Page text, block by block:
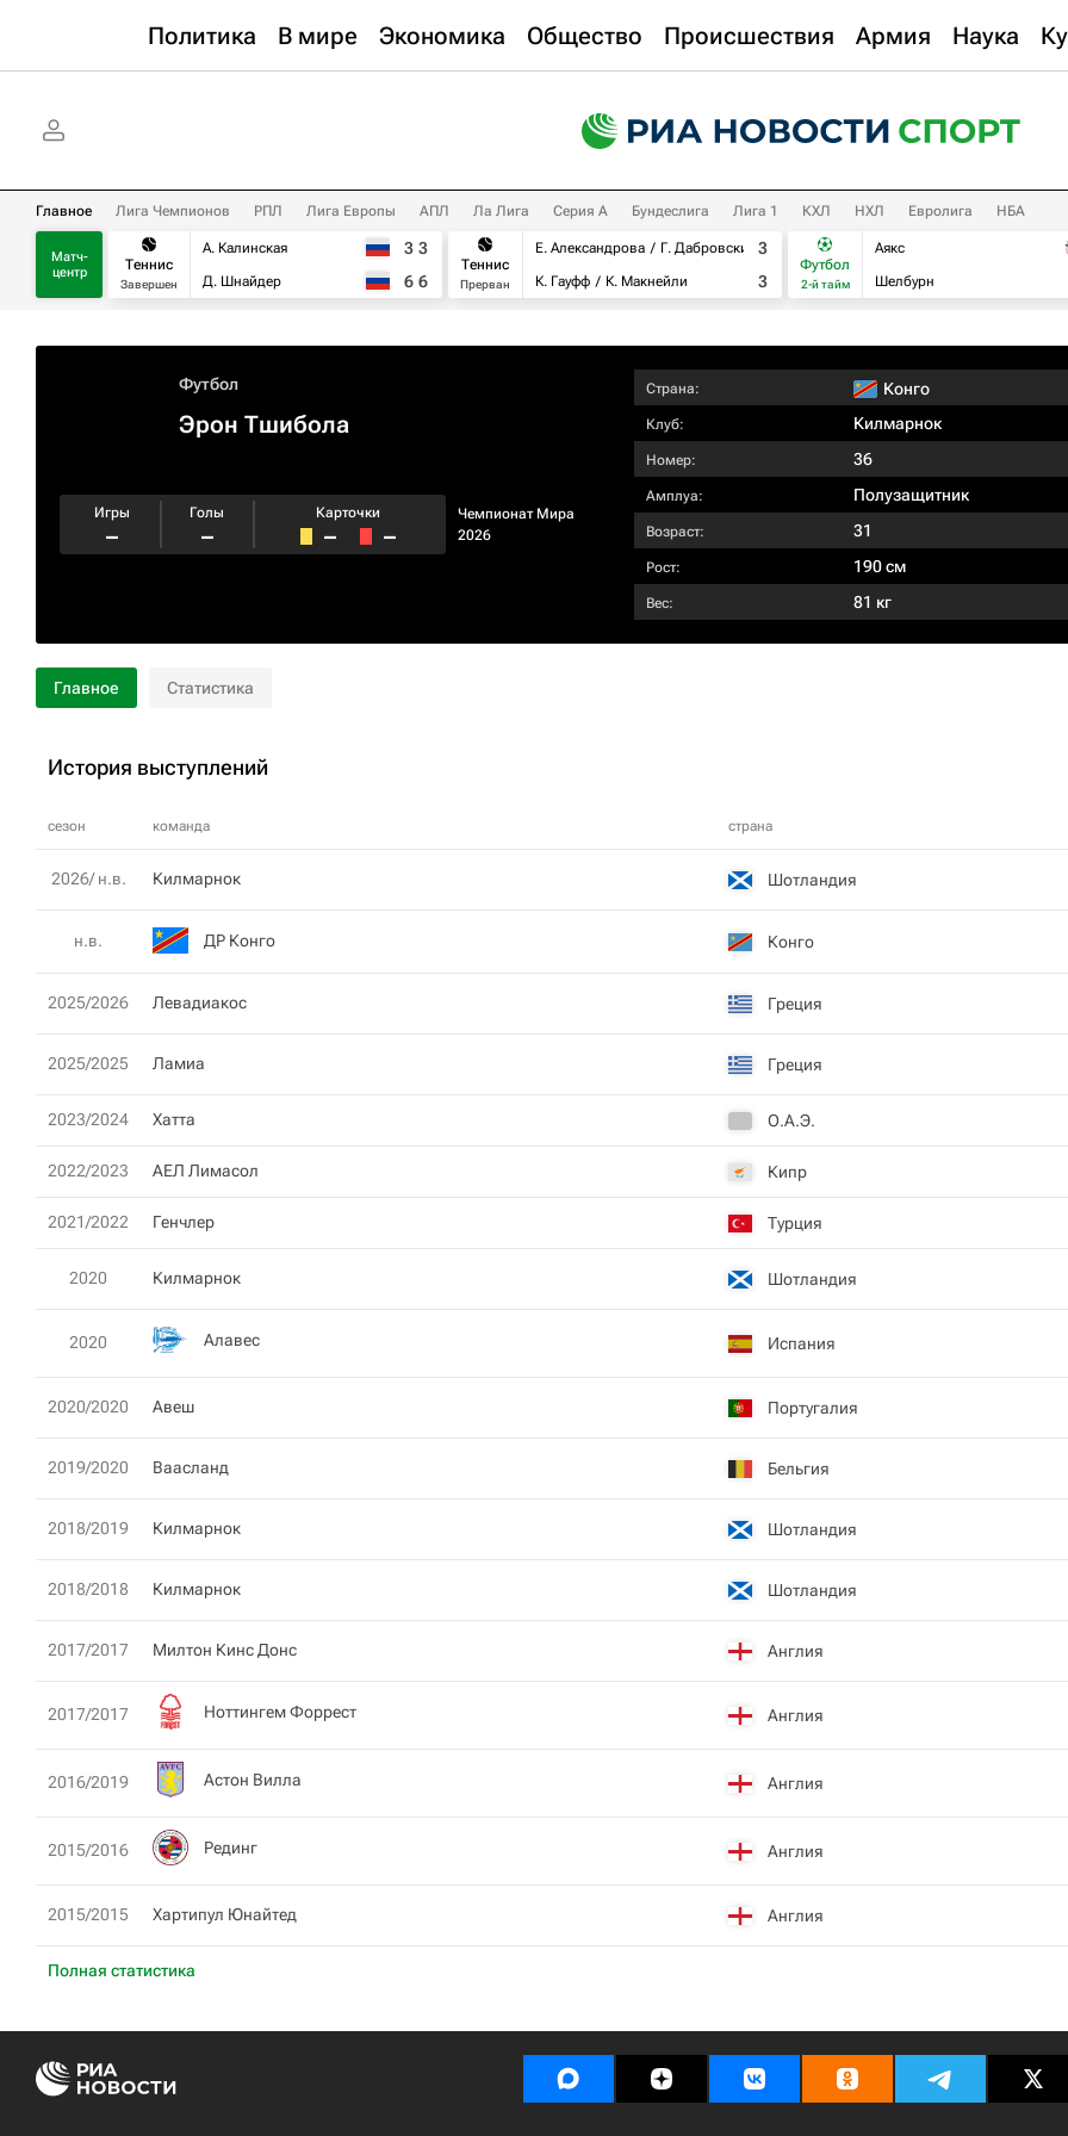
Политика В мире Экономика Общество Происшествия Армия Наука
Главное Лига Чемпионов РПЛ Лига Европы АПЛ Ла Лига Серия А Бундеслига Лига 1 КХЛ НХЛ Евролига НБА
Матч-
центр
Теннис
Завершен
А. Калинская
Д. Шнайдер
3 3
6 6
Теннис
Прерван
Е. Александрова
Г. Дабровски
К. Гауфф
К. Макнейли
3
3
Футбол
2-й тайм
Аякс
Шелбурн
Футбол
Эрон Тшибола
Чемпионат Мира
2026
Игры
–
Голы
–
Карточки
– –
Страна: Конго
Клуб: Килмарнок
Номер: 36
Амплуа: Полузащитник
Возраст: 31
Рост: 190 см
Вес: 81 кг
Главное Статистика
История выступлений
сезон команда страна
Полная статистика
2026/ н.в. Килмарнок Шотландия
н.в. ДР Конго Конго
2025/2026 Левадиакос Греция
2025/2025 Ламиа Греция
2023/2024 Хатта О.А.Э.
2022/2023 АЕЛ Лимасол Кипр
2021/2022 Генчлер Турция
2020 Килмарнок Шотландия
2020 Алавес Испания
2020/2020 Авеш Португалия
2019/2020 Ваасланд Бельгия
2018/2019 Килмарнок Шотландия
2018/2018 Килмарнок Шотландия
2017/2017 Милтон Кинс Донс Англия
2017/2017 Ноттингем Форрест Англия
2016/2019 Астон Вилла Англия
2015/2016 Рединг Англия
2015/2015 Хартипул Юнайтед Англия